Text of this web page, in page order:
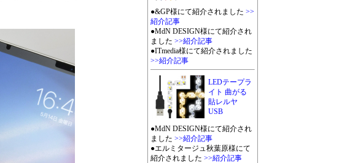
●&GP様にて紹介されました >>
紹介記事
●MdN DESIGN様にて紹介され
ました >>紹介記事
●ITmedia様にて紹介されました
>>紹介記事
LEDテープラ
イト 曲がる
貼レルヤ
USB
●MdN DESIGN様にて紹介され
ました >>紹介記事
●エルミタージュ秋葉原様にて
紹介されました >>紹介記事